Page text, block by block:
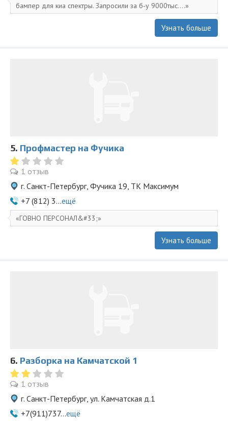
бампер для киа спектры. Запросили за б-у 9000тыс....
Узнать больше
5. Профмастер на Фучика
1 отзыв
г. Санкт-Петербург, Фучика 19, ТК Максимум
+7 (812) 3...ещё
ГОВНО ПЕРСОНАЛ&#33;
Узнать больше
6. Разборка на Камчатской 1
1 отзыв
г. Санкт-Петербург, ул. Камчатская д.1
+7(911)737...ещё